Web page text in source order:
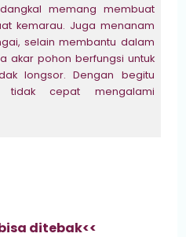
memang membuat
kemarau. Juga menanam
selain membantu dalam
akar pohon berfungsi untuk
longsor. Dengan begitu
cepat mengalami
ditebak<<